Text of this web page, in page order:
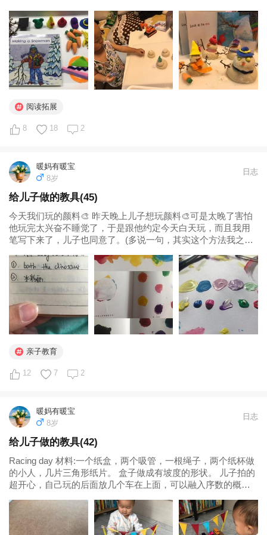
阅读拓展
8 18 2
暖妈有暖宝
8岁
日志
给儿子做的教具(45)
今天我们玩的颜料🎨 昨天晚上儿子想玩颜料🎨可是太晚了害怕
他玩完太兴奋不睡觉了，于是跟他约定今天白天玩，而且我用
笔写下来了，儿子也同意了。(多说一句，其实这个方法我之前
软硬不吃。有一天，突然灵机一动要不然我把和他刷牙这件事
写下来作为约定，看他...
亲子教育
12 7 2
暖妈有暖宝
8岁
日志
给儿子做的教具(42)
Racing day 材料:一个纸盒，两个吸管，一根绳子，两个纸杯做
的小人，几片三角形纸片。 盒子做成有坡度的形状。 儿子拍的
超开心，自己玩的后面放几个车在上面，可以融入序数的概